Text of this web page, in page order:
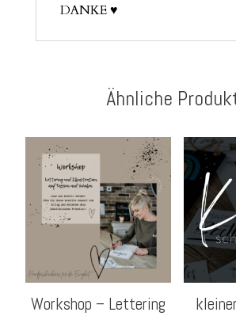
DANKE ♥
Ähnliche
Workshop – Lettering